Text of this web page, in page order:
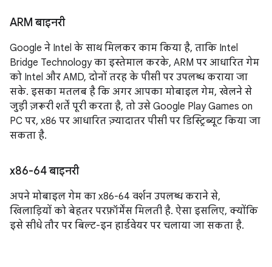
ARM बाइनरी
Google ने Intel के साथ मिलकर काम किया है, ताकि Intel
Bridge Technology का इस्तेमाल करके, ARM पर आधारित गेम
को Intel और AMD, दोनों तरह के पीसी पर उपलब्ध कराया जा
सके. इसका मतलब है कि अगर आपका मोबाइल गेम, खेलने से
जुड़ी ज़रूरी शर्तें पूरी करता है, तो उसे Google Play Games on
PC पर, x86 पर आधारित ज़्यादातर पीसी पर डिस्ट्रिब्यूट किया जा
सकता है.
x86-64 बाइनरी
अपने मोबाइल गेम का x86-64 वर्शन उपलब्ध कराने से,
खिलाड़ियों को बेहतर परफ़ॉर्मेंस मिलती है. ऐसा इसलिए, क्योंकि
इसे सीधे तौर पर बिल्ट-इन हार्डवेयर पर चलाया जा सकता है.